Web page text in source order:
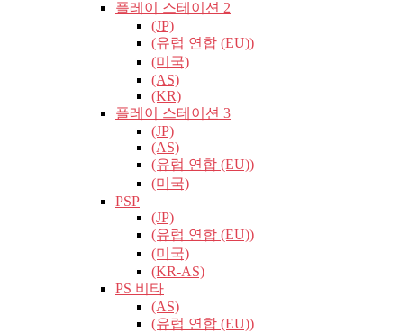
플레이 스테이션 2
(JP)
(유럽​​ 연합 (EU))
(미국)
(AS)
(KR)
플레이 스테이션 3
(JP)
(AS)
(유럽​​ 연합 (EU))
(미국)
PSP
(JP)
(유럽​​ 연합 (EU))
(미국)
(KR-AS)
PS 비타
(AS)
(유럽​​ 연합 (EU))